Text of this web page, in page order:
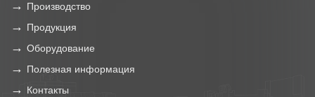
Производство
Продукция
Оборудование
Полезная информация
Контакты